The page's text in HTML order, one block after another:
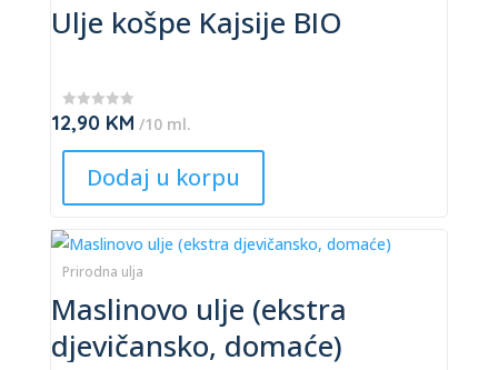
product
page
Ulje košpe Kajsije BIO
★
★
12,90 KM /10 ml.
has
multiple
The
options
may
on
the
product
page
Dodaj u korpu
Prirodna ulja
Maslinovo ulje (ekstra
djevičansko, domaće)
This
product
has
variants.